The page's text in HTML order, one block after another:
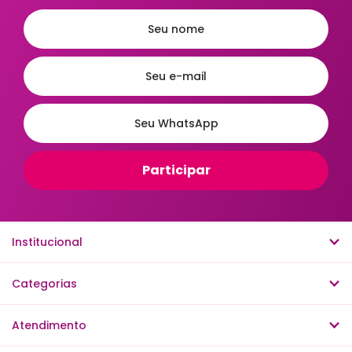
Servir e Petiscos
Ordenar
A - Z Z - A Menor Preço
Maior Preço
Mais Acessados
Mais Relevantes
Institucional
Categorias
Atendimento